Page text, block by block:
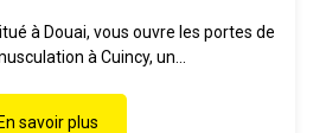
à Douai, vous ouvre les portes de
à Cuincy, un...
En savoir plus